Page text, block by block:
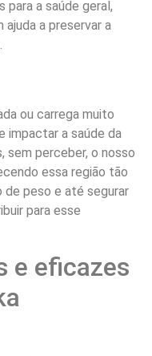
a saúde geral,
a preservar a
ou carrega muito
impactar a saúde da
sem perceber, o nosso
essa região tão
de peso e até segurar
para esse
e eficazes